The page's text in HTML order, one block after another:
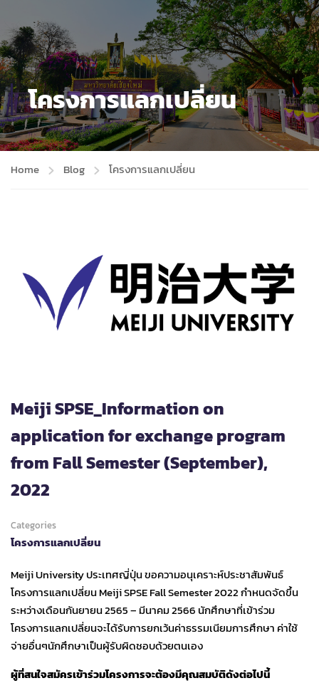
โครงการแลกเปลี่ยน
Home Blog โครงการแลกเปลี่ยน
Meiji SPSE_Information on
application for exchange program
from Fall Semester (September),
2022
Categories
โครงการแลกเปลี่ยน
Meiji University ประเทศญี่ปุ่น ขอความอนุเคราะห์ประชาสัมพันธ์
โครงการแลกเปลี่ยน Meiji SPSE Fall Semester 2022 กำหนดจัดขึ้น
ระหว่างเดือนกันยายน 2565 – มีนาคม 2566 นักศึกษาที่เข้าร่วม
โครงการแลกเปลี่ยนจะได้รับการยกเว้นค่าธรรมเนียมการศึกษา ค่าใช้
จ่ายอื่นๆนักศึกษาเป็นผู้รับผิดชอบด้วยตนเอง
ผู้ที่สนใจสมัครเข้าร่วมโครงการจะต้องมีคุณสมบัติดังต่อไปนี้